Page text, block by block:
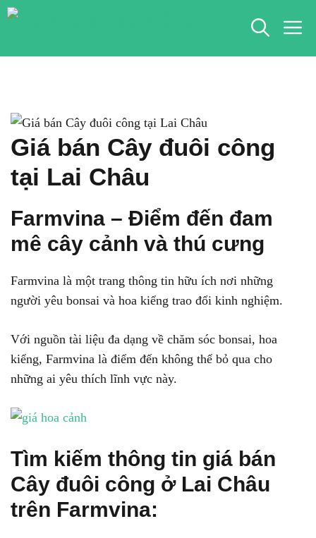
Chuyển
Giá bán Cây đuôi công
tại Lai Châu
Farmvina – Điểm đến đam
mê cây cảnh và thú cưng
Farmvina là một trang thông tin hữu ích nơi những
người yêu bonsai và hoa kiểng trao đổi kinh nghiệm.
Với nguồn tài liệu đa dạng về chăm sóc bonsai, hoa
kiểng, Farmvina là điểm đến không thể bỏ qua cho
những ai yêu thích lĩnh vực này.
Tìm kiếm thông tin giá bán
Cây đuôi công ở Lai Châu
trên Farmvina: